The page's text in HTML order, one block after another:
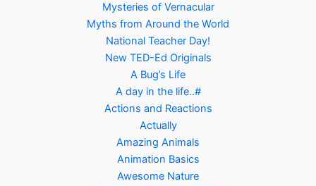
Mysteries of Vernacular
Myths from Around the World
National Teacher Day!
New TED-Ed Originals
A Bug’s Life
A day in the life..#
Actions and Reactions
Actually
Amazing Animals
Animation Basics
Awesome Nature